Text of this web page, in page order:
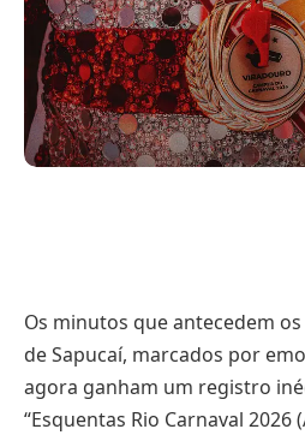
Os minutos que antecedem
de Sapucaí, marcados por
agora ganham um registro
“Esquentas Rio Carnaval 2026